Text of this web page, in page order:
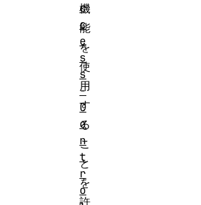
機
能
を
使
用
す
る
こ
と
を
許
c
c
e
s
s
-
C
o
n
t
r
o